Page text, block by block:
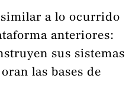
similar a lo ocurrido
anteriores:
sus sistemas
las bases de